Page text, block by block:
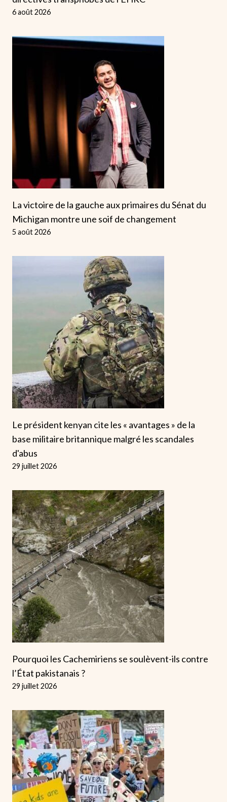
6 août 2026
La victoire de la gauche aux primaires du Sénat du
Michigan montre une soif de changement
5 août 2026
Le président kenyan cite les « avantages » de la
base militaire britannique malgré les scandales
d'abus
29 juillet 2026
Pourquoi les Cachemiriens se soulèvent-ils contre
l’État pakistanais ?
29 juillet 2026